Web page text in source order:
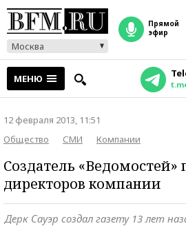
Москва
прямой
эфир
МЕНЮ
12 февраля 2013, 11:51
Общество
СМИ Компании
Создатель «Ведомостей»
директоров компании
Дерк Сауэр создал газету 13 лет